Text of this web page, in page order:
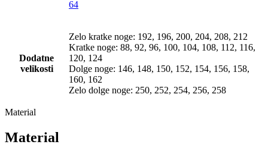
64
Dodatne
velikosti
Zelo kratke noge: 192, 196, 200, 204, 208, 212
Kratke noge: 88, 92, 96, 100, 104, 108, 112, 116,
120, 124
Dolge noge: 146, 148, 150, 152, 154, 156, 158,
160, 162
Zelo dolge noge: 250, 252, 254, 256, 258
Material
Material